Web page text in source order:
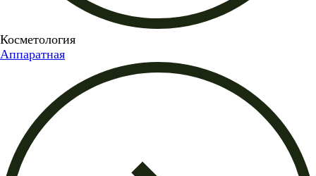
Косметология
Аппаратная